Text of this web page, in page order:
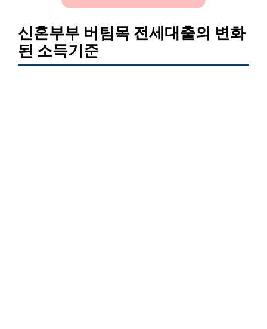
신혼부부 버팀목 전세대출의 변화
된 소득기준